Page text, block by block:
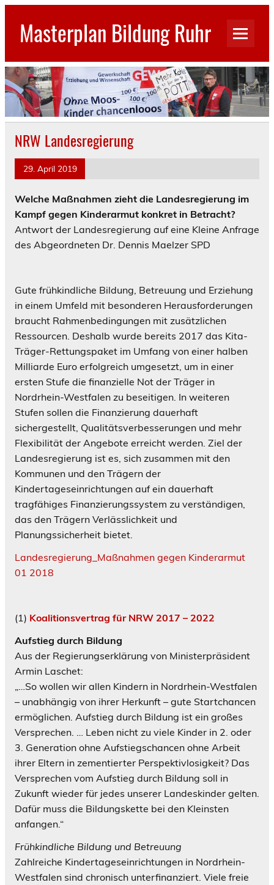
Skip
contentMasterplan Bildung Ruhr
NRW Landesregierung
29. April 2019
Welche Maßnahmen zieht die Landesregierung im
Kampf gegen Kinderarmut konkret in Betracht?
Antwort der Landesregierung auf eine Kleine Anfrage
des Abgeordneten Dr. Dennis Maelzer SPD
Gute frühkindliche Bildung, Betreuung und Erziehung
in einem Umfeld mit besonderen Herausforderungen
braucht Rahmenbedingungen mit zusätzlichen
Ressourcen. Deshalb wurde bereits 2017 das Kita-
Träger-Rettungspaket im Umfang von einer halben
Milliarde Euro erfolgreich umgesetzt, um in einer
ersten Stufe die finanzielle Not der Träger in
Nordrhein-Westfalen zu beseitigen. In weiteren
Stufen sollen die Finanzierung dauerhaft
sichergestellt, Qualitätsverbesserungen und mehr
Flexibilität der Angebote erreicht werden. Ziel der
Landesregierung ist es, sich zusammen mit den
Kommunen und den Trägern der
Kindertageseinrichtungen auf ein dauerhaft
tragfähiges Finanzierungssystem zu verständigen,
das den Trägern Verlässlichkeit und
Planungssicherheit bietet.
Landesregierung_Maßnahmen gegen Kinderarmut
01 2018
(1) Koalitionsvertrag für NRW 2017 – 2022
Aufstieg durch Bildung
Aus der Regierungserklärung von Ministerpräsident
Armin Laschet:
„…So wollen wir allen Kindern in Nordrhein-Westfalen
– unabhängig von ihrer Herkunft – gute Startchancen
ermöglichen. Aufstieg durch Bildung ist ein großes
Versprechen. … Leben nicht zu viele Kinder in 2. oder
3. Generation ohne Aufstiegschancen ohne Arbeit
ihrer Eltern in zementierter Perspektivlosigkeit? Das
Versprechen vom Aufstieg durch Bildung soll in
Zukunft wieder für jedes unserer Landeskinder gelten.
Dafür muss die Bildungskette bei den Kleinsten
anfangen.“
Frühkindliche Bildung und Betreuung
Zahlreiche Kindertageseinrichtungen in Nordrhein-
Westfalen sind chronisch unterfinanziert. Viele freie